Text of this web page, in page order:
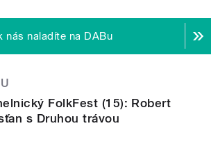
nás naladíte na DABu
FolkFest (15): Robert
s Druhou trávou